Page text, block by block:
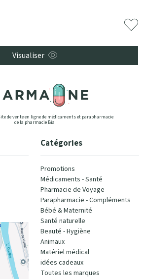
Visualiser
de vente en ligne de médicaments et parapharmacie
de la pharmacie Bia
Catégories
Promotions
Médicaments - Santé
Pharmacie de Voyage
Parapharmacie - Compléments
Bébé & Maternité
Santé naturelle
Beauté - Hygiène
Animaux
Matériel médical
idées cadeaux
Toutes les marques